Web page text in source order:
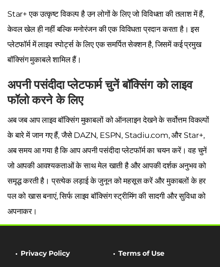
Star+ एक उत्कृष्ट विकल्प है उन लोगों के लिए जो विविधता की तलाश में हैं,
केवल खेल ही नहीं बल्कि मनोरंजन की एक विविधता प्रदान करता है। इस
प्लेटफॉर्म में लाइव स्पोर्ट्स के लिए एक समर्पित सेक्शन है, जिसमें कई प्रमुख
बॉक्सिंग मुकाबले शामिल हैं।
अपनी पसंदीदा प्लेटफार्म चुनें बॉक्सिंग को लाइव
फॉलो करने के लिए
अब जब आप लाइव बॉक्सिंग मुकाबलों को ऑनलाइन देखने के सर्वोत्तम विकल्पों
के बारे में जान गए हैं, जैसे DAZN, ESPN, Stadiu.com, और Star+,
अब समय आ गया है कि आप अपनी पसंदीदा प्लेटफॉर्म का चयन करें। वह चुनें
जो आपकी आवश्यकताओं के साथ मेल खाती है और आपकी दर्शक अनुभव को
समृद्ध करती है। प्रत्येक लड़ाई के जुनून को महसूस करें और मुकाबलों के हर
पल को खास बनाएं, सिर्फ लाइव बॉक्सिंग स्ट्रीमिंग की सादगी और सुविधा को
अपनाकर।
Privacy Policy Terms of Use